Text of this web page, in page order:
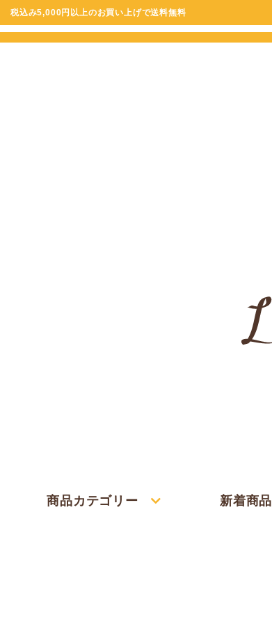
税込み5,000円以上のお買い上げで送料無料
商品カテゴリー 新着商品